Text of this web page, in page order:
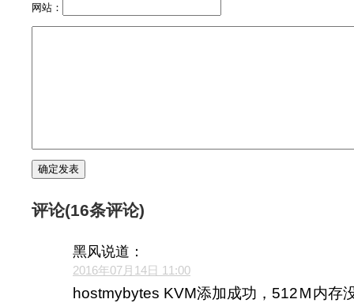
网站：
评论(16条评论)
黑风说道：
2016年07月14日 11:00
hostmybytes KVM添加成功，512Ｍ内存